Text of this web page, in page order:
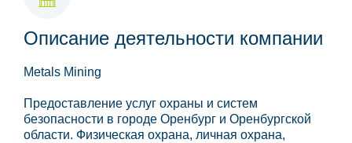
Описание деятельности компании
Metals Mining
Предоставление услуг охраны и систем
безопасности в городе Оренбург и Оренбургской
области. Физическая охрана, личная охрана,